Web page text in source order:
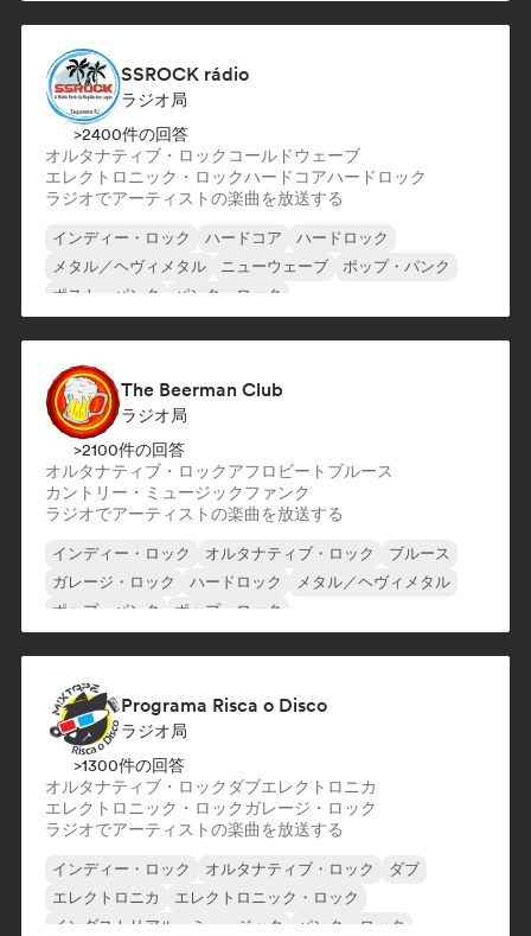
SSROCK rádio
ラジオ局
>2400件の回答
オルタナティブ・ロック コールドウェーブ
エレクトロニック・ロックハードコアハードロック
ラジオでアーティストの楽曲を放送する
インディー・ロック ハードコア
ハードロック
メタル／ヘヴィメタル
ニューウェーブ
ポップ・パンク
ポスト・パンク
パンク・ロック
The Beerman Club
ラジオ局
>2100件の回答
オルタナティブ・ロックアフロビート ブルース
カントリー・ミュージックファンク
ラジオでアーティストの楽曲を放送する
インディー・ロック オルタナティブ・ロック
ブルース
ガレージ・ロック
ハードロック
メタル／ヘヴィメタル
ポップ・パンク
ポップ・ロック
Programa Risca o Disco
ラジオ局
>1300件の回答
オルタナティブ・ロック ダブエレクトロニカ
エレクトロニック・ロックガレージ・ロック
ラジオでアーティストの楽曲を放送する
インディー・ロック オルタナティブ・ロック
ダブ
エレクトロニカ
エレクトロニック・ロック
インダストリアル・ミュージック
パンク・ロック